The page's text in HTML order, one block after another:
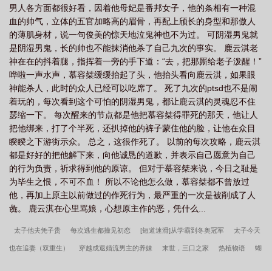
回没回到21世纪吧！ 鹿云淇：好好好，在这儿等着我呢是
吧？ 慕容桀摸着鹿云淇的小腹，看他的眼神逐渐变态，从以往
的冷面冷心冷情阴湿俊美男鬼，变成了超级无敌大猛1…… 鹿云
淇扶着腰，看着系统面板上的文明度欲哭无泪，踏马肚子都七个月
了，文明度才0.55，什么时候才能到0.7？ 难道只能大着肚子搞
基建了吗？下篇开：《我竟成了封建大爹的好孕小娇妻》by公子寻
欢文章id：10521982文案：ps：年龄差+体型差+老房子着火 穿
成即将被扫地出门的极品豪门养子，为了抢夺家产，原主作天作地
作大死，接二连三的迫害哥哥们，哥哥们就这么看着他表演绿箭，
直到他把手伸到了那位真正的豪门继承人，秦家小叔秦惊蛰的身
上。秦惊蛰只是动动手指，就把他的真面目曝光于人前，秦家人终
于决定不再包庇他将他赶出豪门秦家。为了留在豪门，这位小作精
给那位豪门小叔（无血缘关系），也就是秦家的新任当家人，商界
人人见了都要尊称一声秦五爷的那位大佬下了手。于是沈栾一睁眼
就被那轮廓完美的胸肌挤压到窒息，头顶还居高临下的来一阵清冷
的笑声：“别一副我欺负了你的样子。你这算不处划又菜又爱玩儿？
明明是你给我下的药，怎么自己先晕过去了？” 刚穿过来的沈
我不是原来的我了，你信吗？ 此时这位大佬翻身下了床，对方
男人各方面都很好看，因着他母妃是番邦女子，他的条相有一种混
血的帅气，立体的五官加略高的眉骨，再配上颀长的身型和那傲人
的薄肌身材，说一句俊美的惊天地泣鬼神也不为过。 可阴湿男鬼就
是阴湿男鬼，长的帅也不能抹消他杀了自己九次的事实。 鹿云淇老
神在在的抖着腿，指挥着一旁的手下道：“去，把那厮给老子泼醒！”
哗啦一声水声，慕容桀缓缓抬起了头，他抬头看向鹿云淇，如果眼
神能杀人，此时的众人已经可以吃席了。 死了九次的ptsd也不是闹
着玩的，每次看到这个可怕的阴湿男鬼，都让鹿云淇的灵魂忍不住
瑟缩一下。 每次醒来的节点都是他把慕容桀得罪死的那天，他让人
把他绑来，打了个半死，还扒掉他的裤子蒙住他的脸，让他在众目
睽睽之下游街示众。 总之，这很作死了。 以前的每次攻略，鹿云淇
都是好好的把他解下来，向他诚恳的道歉，并表示自己愿意为自己
的行为负责，祈求得到他的原谅。 但对于慕容桀来说，今日之耻是
为毕生之恨，不可不血！ 所以不论他怎么做，慕容桀都不曾放过
他，再加上原主以前做过的作死行为，最严重的一次是被削成了人
彘。 鹿云淇在心里骂娘，心想原主作的恶，凭什么...
太子他夫凭子贵 每次逃生都撞见初恋 [短道速滑]从学霸到冬奥冠军 太子今天
也在追妻（双重生） 穿越成退婚流男主的养妹 末世，三口之家 热植物语 蝴